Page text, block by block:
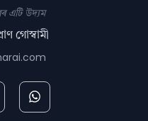
এটি উদ্যম
গোস্বামী